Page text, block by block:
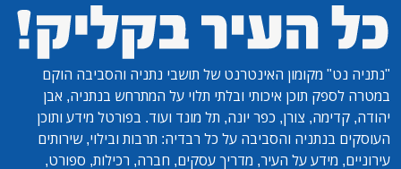
"נתניה נט" מקומון האינטרנט של תושבי נתניה והסביבה הוקם
במטרה לספק תוכן איכותי ובלתי תלוי על המתרחש בנתניה, אבן
יהודה, קדימה, צורן, כפר יונה, תל מונד ועוד. בפורטל מידע ותוכן
העוסקים בנתניה והסביבה על כל רבדיה: תרבות ובילוי, שירותים
עירוניים, מידע על העיר, מדריך עסקים, חברה, רכילות, ספורט,